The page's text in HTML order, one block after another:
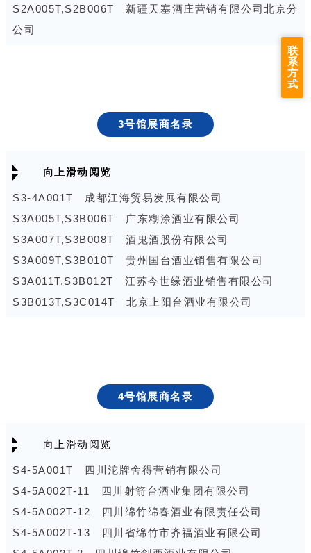
S1D026T-2 哈尔滨市碧泉春酒业有限公司
S1D029T,S1D030T 江苏大隆汇文化科技股份有限公
S1D048T 深圳圣雅图包装设计有限公司
S1D086C 贵州威凌生物科技有限公司
S1E042T 曹县汇美包装有限公司
S1E045T,S1E046T 贵州酉享酒业有限公司
S1E049T 贵州茅世原酿酒（集团）有限公司
S1E050T 重庆宝鸿玻璃制品有限公司
S1E057T 贵州省仁怀市秦含章酒业有限公司
S1E061T,S1E062T 赤水酱香酒有限公司
S1E090C 湖南澳维科技股份有限公司
S1F064T 贵州柔酱酒业有限公司
S1F065T 成都暖民投资管理有限公司
S1F068T 山东领航玻璃制品有限公司
S1F094C 湖南高强电瓷电器有限公司
S1F095C 福建省德化一品聚陶陶瓷有限公司
S1G066T 山东晶玻集团有限公司
S1G069T-A,S1G069T-B 湖北木兰韵酒业有限公司
S1G069T-C 杭州云崖商贸有限公司
S2A005T,S2B006T 新疆天塞酒庄营销有限公司北京分
公司
S2B008T 贵州九暹酒业有限公司
S2B010T 山西杏花村汾杏酒厂股份有限公司
S2B015T,S2B016T 四川伊力特酒类销售有限公司
S2B019T,S2B020T 仁怀高尔夫酒销售有限公司
S2B023T 中酒（北京）连锁商业管理有限公司
S2C017T,S2C018T 首都酒业销售（遵义仁怀）有限
公司
S2C021T,S2C022T 山西乔家大院酒业有限公司
S2C024T 福建泉州市春生堂酒厂有限公司
S2C031T,S2C032T,S2D033T,S2D034T 文水县酒业
S2D029T,S2D030T 山西汾州府露酒科技有限公司
S2D037T,S2E039T 内蒙古仪和藜麦酒业有限公司
S2D038T 山西宗酒酒业股份有限公司
S2D041T,S2D042T,S2E043T,S2E044T 贵州汉窑秘
藏酒股份有限公司
S2D045T,S2D046T,S2D049T,S2D050T,S2E047T,S2E
3号馆展商名录
向上滑动阅览
S3-4A001T 成都江海贸易发展有限公司
S3A005T,S3B006T 广东糊涂酒业有限公司
S3A007T,S3B008T 酒鬼酒股份有限公司
S3A009T,S3B010T 贵州国台酒业销售有限公司
S3A011T,S3B012T 江苏今世缘酒业销售有限公司
S3B013T,S3C014T 北京上阳台酒业有限公司
S3B023T,S3C024T 江苏东方鼎酒业有限公司
售有限公司
S3C027T,S3C028T,S3D029T,S3D030T 贵州中赤酒
业股份有限公司
S3C031T,S3C032T 山东云门酒业股份有限公司
S3C035T 大连可健贸易有限公司
4号馆展商名录
向上滑动阅览
S4-5A001T 四川沱牌舍得营销有限公司
S4-5A002T-11 四川射箭台酒业集团有限公司
S4-5A002T-12 四川绵竹绵春酒业有限责任公司
S4-5A002T-13 四川省绵竹市齐福酒业有限公司
联
系
方
式